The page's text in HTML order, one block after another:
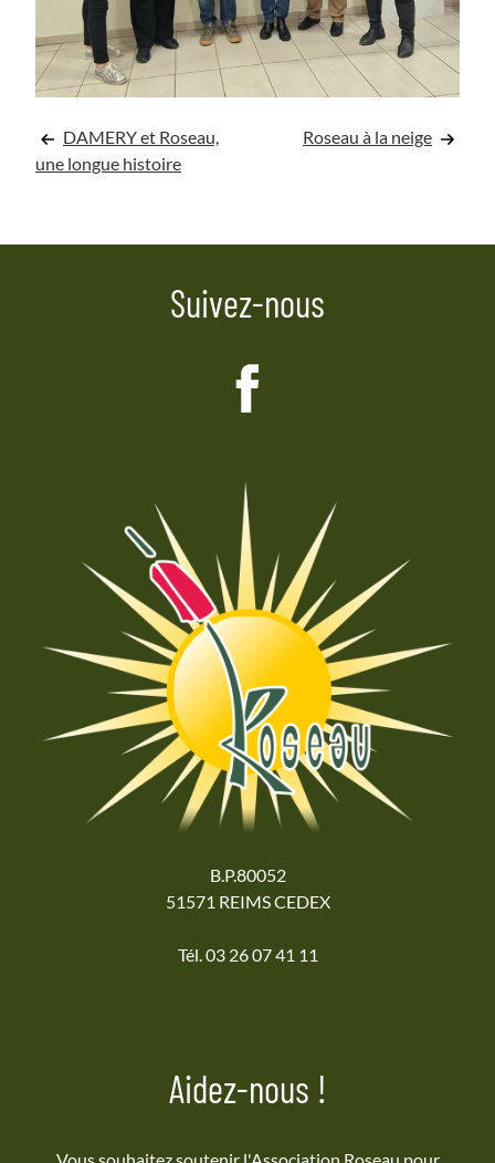
Navigation
l’article
DAMERY et Roseau,
une longue histoire
Roseau à la neige
Suivez-nous
B.P.80052
51571 REIMS CEDEX
Tél. 03 26 07 41 11
Aidez-nous !